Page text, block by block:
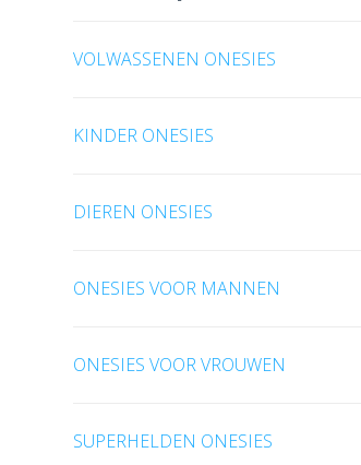
VOLWASSENEN ONESIES
KINDER ONESIES
DIEREN ONESIES
ONESIES VOOR MANNEN
ONESIES VOOR VROUWEN
SUPERHELDEN ONESIES